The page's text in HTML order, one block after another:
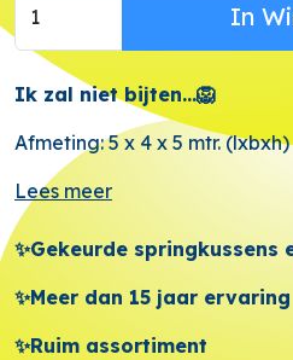
In
Ik zal niet bijten...🦁
Afmeting: 5 x 4 x 5 mtr. (lxbxh)
Lees meer
✨Gekeurde springkussens
✨Meer dan 15 jaar ervaring
✨Ruim assortiment